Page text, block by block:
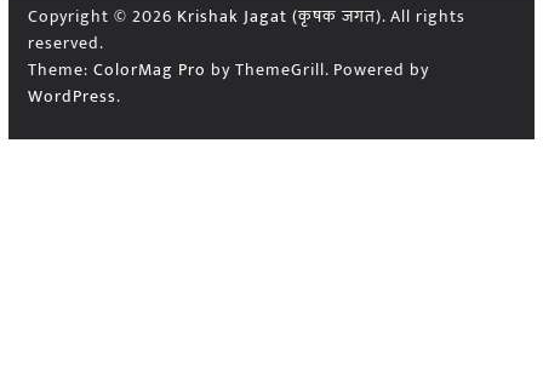
Copyright © 2026 Krishak Jagat (कृषक जगत). All rights
reserved.
Theme: ColorMag Pro by ThemeGrill. Powered by
WordPress.